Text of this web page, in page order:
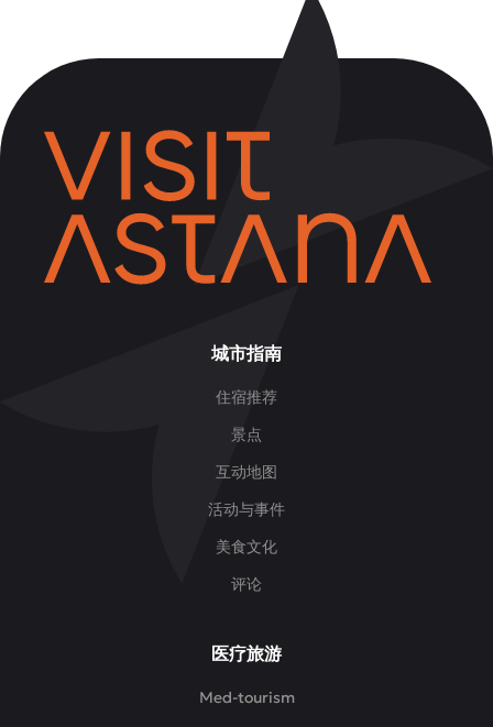
城市指南
住宿推荐
景点
互动地图
活动与事件
美食文化
评论
医疗旅游
Med-tourism